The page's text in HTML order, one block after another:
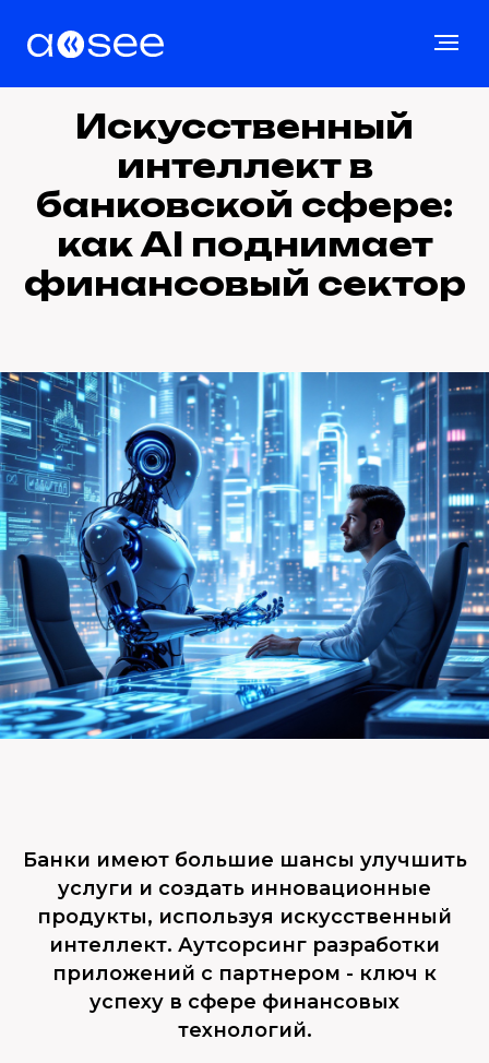
Искусственный
интеллект в
банковской сфере:
как AI поднимает
финансовый сектор
Банки имеют большие шансы улучшить
услуги и создать инновационные
продукты, используя искусственный
интеллект. Аутсорсинг разработки
приложений с партнером - ключ к
успеху в сфере финансовых
технологий.